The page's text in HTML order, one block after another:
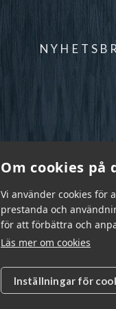
Om cookies på
Vi använder cookies för
prestanda och
för att förbättra och
Läs mer om cookies
Inställningar för
Garnr Sverige